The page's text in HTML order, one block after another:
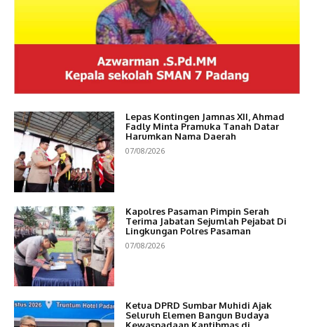
Lepas Kontingen Jamnas XII, Ahmad
Fadly Minta Pramuka Tanah Datar
Harumkan Nama Daerah
07/08/2026
Kapolres Pasaman Pimpin Serah
Terima Jabatan Sejumlah Pejabat Di
Lingkungan Polres Pasaman
07/08/2026
Ketua DPRD Sumbar Muhidi Ajak
Seluruh Elemen Bangun Budaya